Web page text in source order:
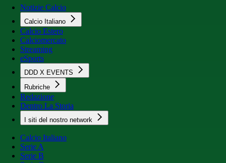
Notizie Calcio
Calcio Italiano
Calcio Estero
Calciomercato
Streaming
eSports
DDD X EVENTS
Rubriche
Redazione
Dentro La Storia
I siti del nostro network
Calcio Italiano
Serie A
Serie B